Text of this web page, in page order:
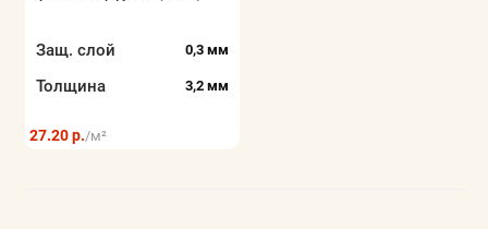
Защ. слой 0,3 мм
Толщина 3,2 мм
27.20 р./м²